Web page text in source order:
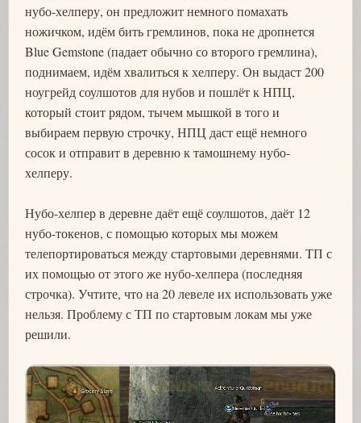
нубо-хелперу, он предложит немного помахать
ножичком, идём бить гремлинов, пока не дропнется
Blue Gemstone (падает обычно со второго гремлина),
поднимаем, идём хвалиться к хелперу. Он выдаст 200
ноугрейд соулшотов для нубов и пошлёт к НПЦ,
который стоит рядом, тычем мышкой в того и
выбираем первую строчку, НПЦ даст ещё немного
сосок и отправит в деревню к тамошнему нубо-
хелперу.
Нубо-хелпер в деревне даёт ещё соулшотов, даёт 12
нубо-токенов, с помощью которых мы можем
телепортироваться между стартовыми деревнями. ТП с
их помощью от этого же нубо-хелпера (последняя
строчка). Учтите, что на 20 левеле их использовать уже
нельзя. Проблему с ТП по стартовым локам мы уже
решили.